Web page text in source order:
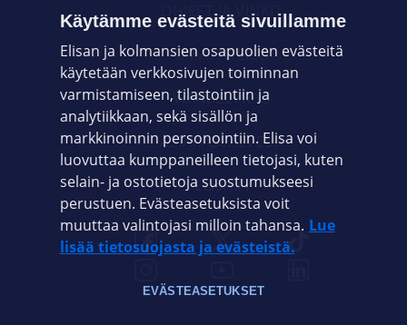
OHJEET JA VINKIT
OMAYHTEISÖ
VIANSELVITYS
ASIAKASPALVELU
ELISA.FI
Käytämme evästeitä sivuillamme
Elisan ja kolmansien osapuolien evästeitä
käytetään verkkosivujen toiminnan
varmistamiseen, tilastointiin ja
analytiikkaan, sekä sisällön ja
markkinoinnin personointiin. Elisa voi
luovuttaa kumppaneilleen tietojasi, kuten
selain- ja ostotietoja suostumukseesi
perustuen. Evästeasetuksista voit
muuttaa valintojasi milloin tahansa. Lue
lisää tietosuojasta ja evästeistä.
EVÄSTEASETUKSET